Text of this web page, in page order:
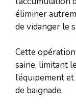
éliminer
de vidanger le
Cette
saine, limitant
l’équipement
de baignade.